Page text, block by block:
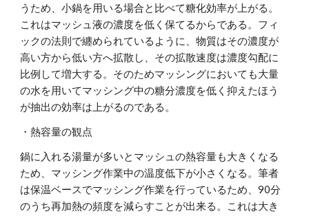
うため、小鍋を用いる場合と比べて糖化効率が上がる。
これはマッシュ液の濃度を低く保てるからである。フィ
ックの法則で纏められているように、物質はその濃度が
高い方から低い方へ拡散し、その拡散速度は濃度勾配に
比例して増大する。そのためマッシングにおいても大量
の水を用いてマッシング中の糖分濃度を低く抑えたほう
が抽出の効率は上がるのである。
・熱容量の観点
鍋に入れる湯量が多いとマッシュの熱容量も大きくなる
ため、マッシング作業中の温度低下が小さくなる。筆者
は保温ベースでマッシング作業を行っているため、90分
のうち再加熱の頻度を減らすことが出来る。これは大き